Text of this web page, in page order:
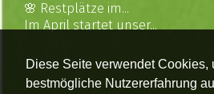
Diese Seite verwendet Cookies,
bestmögliche Nutzererfahrung
🌸 Restplätze im...
Im April startet unser...